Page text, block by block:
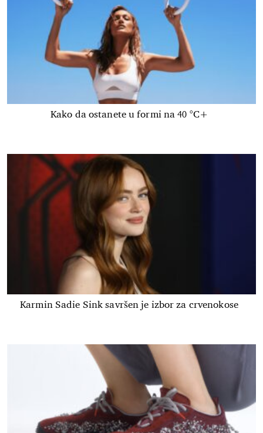
Kako da ostanete u formi na 40 °C+
Karmin Sadie Sink savršen je izbor za crvenokose